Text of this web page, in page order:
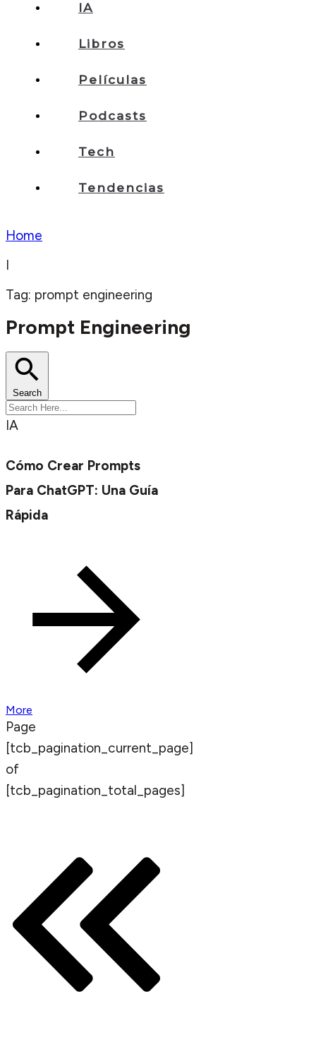
IA
Libros
Películas
Podcasts
Tech
Tendencias
Home
I
Tag: prompt engineering
Prompt Engineering
Search
IA
Cómo Crear Prompts
Para ChatGPT: Una Guía
Rápida
More
Page
[tcb_pagination_current_page]
of
[tcb_pagination_total_pages]